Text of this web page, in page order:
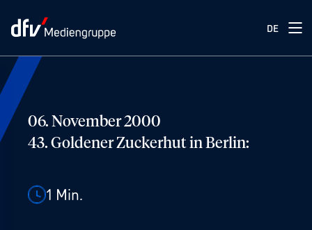
DE
06. November 2000
43. Goldener Zuckerhut in Berlin:
1 Min.